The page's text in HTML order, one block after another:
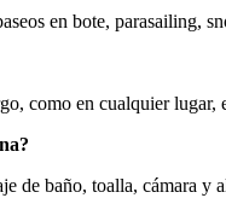
en bote, parasailing,
como en cualquier lugar,
de baño, toalla, cámara y